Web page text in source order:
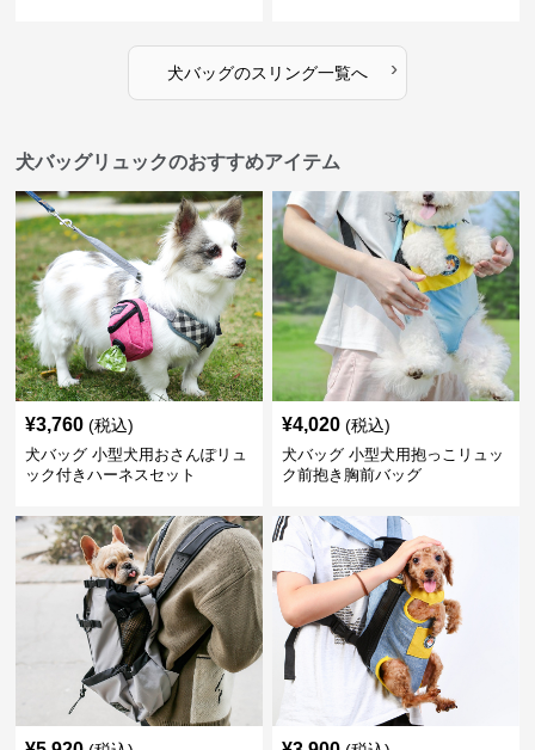
犬バッグのスリング一覧へ ›
犬バッグリュックのおすすめアイテム
¥3,760 (税込)
犬バッグ 小型犬用おさんぽリュ
ック付きハーネスセット
¥4,020 (税込)
犬バッグ 小型犬用抱っこリュッ
ク前抱き胸前バッグ